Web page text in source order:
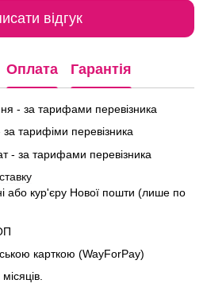
відгук
Оплата Гарантія
- за тарифами перевізника
тарифіми перевізника
- за тарифами перевізника
або кур'єру Нової пошти (лише по
карткою (WayForPay)